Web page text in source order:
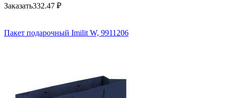
Заказать332.47 ₽
Пакет подарочный Imilit W, 9911206